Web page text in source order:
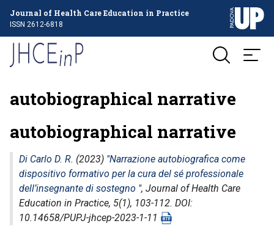
Journal of Health Care Education in Practice
ISSN 2612-6818
autobiographical narrative
autobiographical narrative
Di Carlo D. R. (2023) "Narrazione autobiografica come
dispositivo formativo per la cura del sé professionale
dell’insegnante di sostegno ", Journal of Health Care
Education in Practice, 5(1), 103-112. DOI:
10.14658/PUPJ-jhcep-2023-1-11